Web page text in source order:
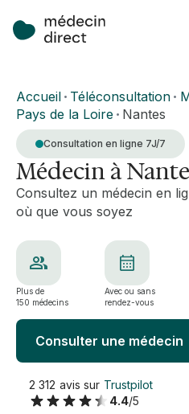
Accueil • Téléconsultation •
Pays de la Loire • Nantes
Consultation en ligne 7J/7
Médecin à
Consultez un médecin en
où que vous soyez
Plus de
150 médecins
Avec ou sans
rendez-vous
Consulter une médecin
2 312 avis sur Trustpilot
4.4/5